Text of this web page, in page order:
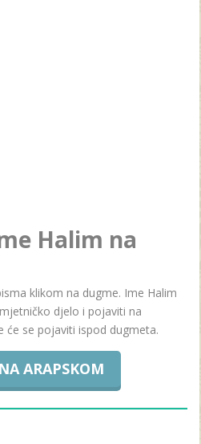
Halim na
klikom na dugme. Ime Halim
djelo i pojaviti na
će se pojaviti ispod dugmeta.
ARAPSKOM